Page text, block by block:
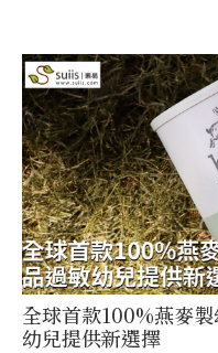
全球首款100%燕麥
幼兒提供新選擇